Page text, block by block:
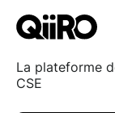
La plateforme
CSE